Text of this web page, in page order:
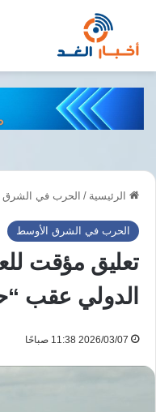
الرئيسية / الحرب في الشرق
الحرب في الشرق الأوسط
تعليق مؤقت
الدولي عقب
2026/03/07 11:38 صباحًا